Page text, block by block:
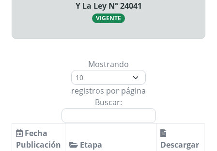
Y La Ley N° 24041
VIGENTE
Mostrando
registros por página
Buscar:
Fecha
Publicación
Etapa
Descargar